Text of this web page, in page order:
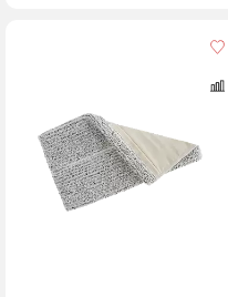
Размер,